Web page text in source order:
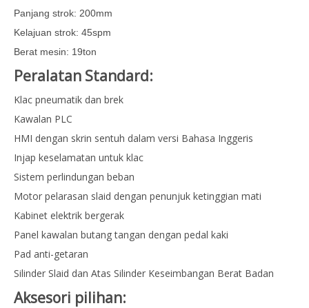
Panjang strok: 200mm
Kelajuan strok: 45spm
Berat mesin: 19ton
Peralatan Standard:
Klac pneumatik dan brek
Kawalan PLC
HMI dengan skrin sentuh dalam versi Bahasa Inggeris
Injap keselamatan untuk klac
Sistem perlindungan beban
Motor pelarasan slaid dengan penunjuk ketinggian mati
Kabinet elektrik bergerak
Panel kawalan butang tangan dengan pedal kaki
Pad anti-getaran
Silinder Slaid dan Atas Silinder Keseimbangan Berat Badan
Aksesori pilihan: